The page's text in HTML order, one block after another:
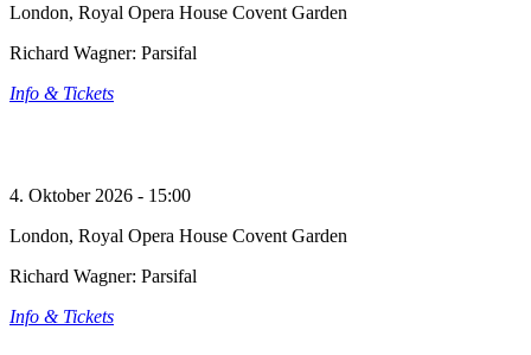
London, Royal Opera House Covent Garden
Richard Wagner: Parsifal
Info & Tickets
4. Oktober 2026 - 15:00
London, Royal Opera House Covent Garden
Richard Wagner: Parsifal
Info & Tickets